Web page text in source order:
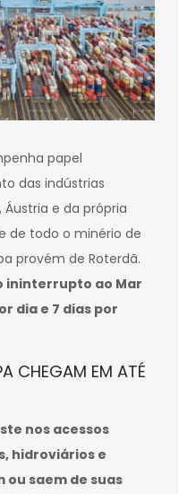
papel
das indústrias
e da própria
de todo o minério de
provém de Roterdã.
ininterrupto ao Mar
dia e 7 dias por
CHEGAM EM ATÉ
nos acessos
hidroviários e
saem de suas